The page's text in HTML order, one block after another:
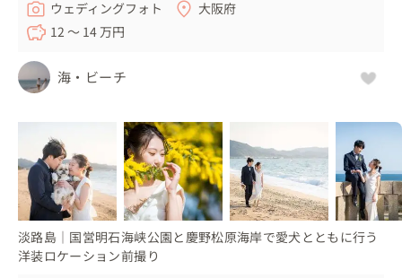
07:00 お支度部屋にて1着目お支度スタート
09:30 お支度完了、出発
09:45 祇園で撮影スタート
10:45 撮影完了、お着替え戻り
12:00 お支度完了、出発
13:00 大覚寺到着、撮影再開
14:30 撮影完了、帰路へ
15:30 お支度部屋でお着替え、解散
当初より大覚寺での撮影をご希望でしたので、大覚寺での
撮影を軸に調整させて頂きました。
ウェディングフォト
大阪府
12 〜 14 万円
海・ビーチ
淡路島｜国営明石海峡公園と慶野松原海岸で愛犬とともに行う
洋装ロケーション前撮り